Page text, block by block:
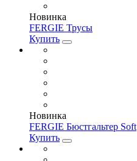
Новинка
FERGIE Трусы
Купить
Новинка
FERGIE Бюстгальтер Soft
Купить